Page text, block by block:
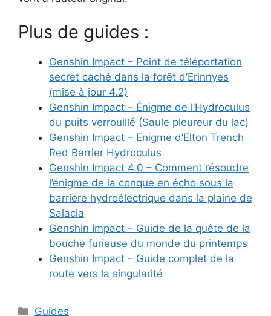
Plus de guides :
Genshin Impact – Point de téléportation
secret caché dans la forêt d’Erinnyes
(mise à jour 4.2)
Genshin Impact – Énigme de l’Hydroculus
du puits verrouillé (Saule pleureur du lac)
Genshin Impact – Enigme d’Elton Trench
Red Barrier Hydroculus
Genshin Impact 4.0 – Comment résoudre
l’énigme de la conque en écho sous la
barrière hydroélectrique dans la plaine de
Salacia
Genshin Impact – Guide de la quête de la
bouche furieuse du monde du printemps
Genshin Impact – Guide complet de la
route vers la singularité
Catégories
Guides